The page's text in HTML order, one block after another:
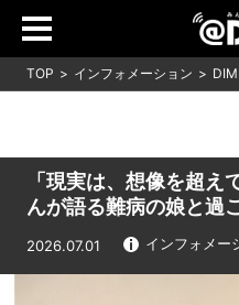
TOP インフォメーション
「現実は、想像を超え
んが語る難病の娘と過
2026.07.01 インフォメー